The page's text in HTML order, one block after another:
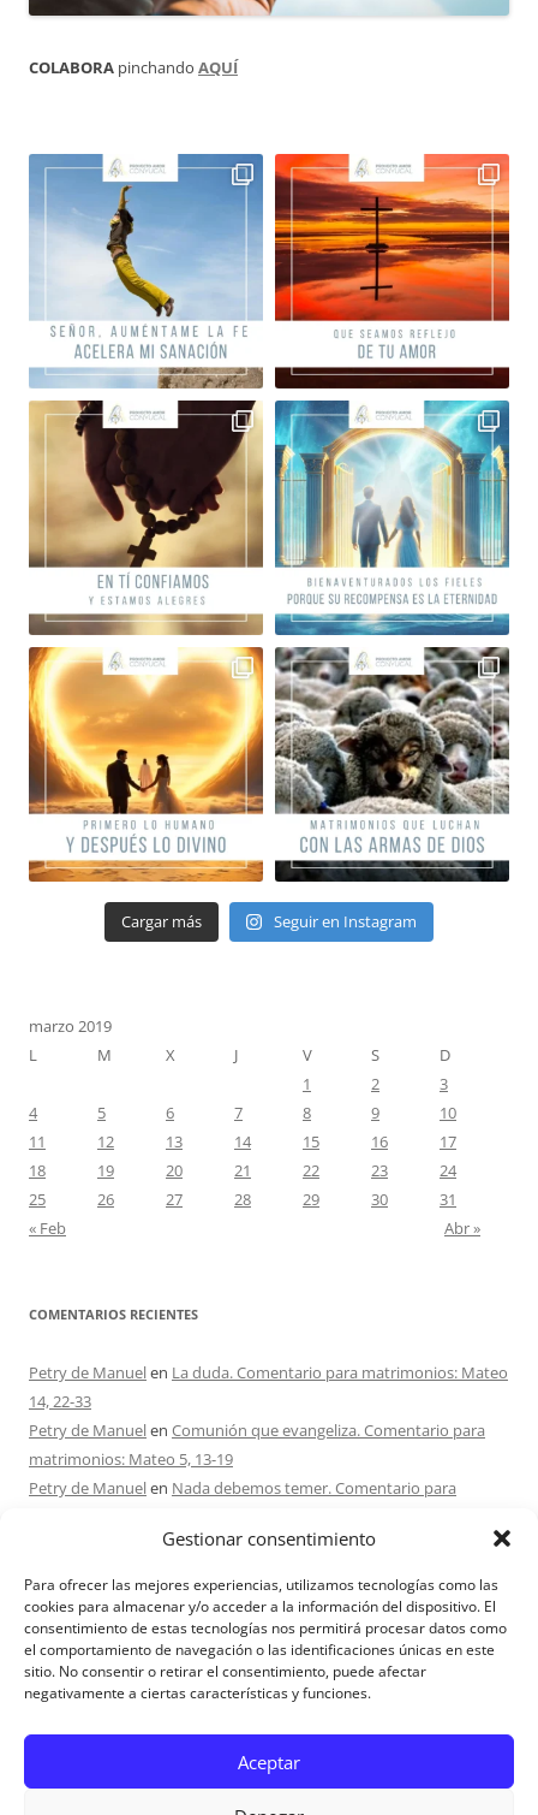
Gestionar consentimiento
Para ofrecer las mejores experiencias, utilizamos tecnologías como las
cookies para almacenar y/o acceder a la información del dispositivo. El
consentimiento de estas tecnologías nos permitirá procesar datos como
el comportamiento de navegación o las identificaciones únicas en este
sitio. No consentir o retirar el consentimiento, puede afectar
negativamente a ciertas características y funciones.
Aceptar
COLABORA pinchando AQUÍ
Cargar más Seguir en Instagram
marzo 2019
L
M X J V S
D
1
2
3
4
5 6 7 8 9
10
11
12 13 14 15 16
17
18
19 20 21 22 23
24
25
26 27 28 29 30
31
« Feb
Abr »
COMENTARIOS RECIENTES
Petry de Manuelen La duda. Comentario para matrimonios: Mateo
14, 22-33
Petry de Manuelen Comunión que evangeliza. Comentario para
matrimonios: Mateo 5, 13-19
Petry de Manuelen Nada debemos temer. Comentario para
Nada debemos temer. Comentario para
matrimonios: Mateo 17, 1-9
Ana rosa caicedoenConfío en Ti. Comentario para matrimonios:
Mateo 15, 21-28